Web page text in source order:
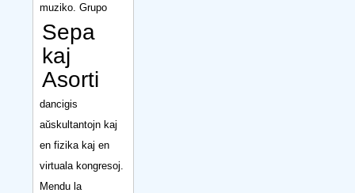
muziko. Grupo
Sepa
kaj
Asorti
dancigis
aŭskultantojn kaj
en fizika kaj en
virtuala kongresoj.
Mendu la